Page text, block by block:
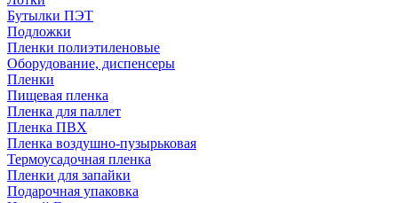
Бутылки ПЭТ
Подложки
Пленки полиэтиленовые
Оборудование, диспенсеры
Пленки
Пищевая пленка
Пленка для паллет
Пленка ПВХ
Пленка воздушно-пузырьковая
Термоусадочная пленка
Пленки для запайки
Подарочная упаковка